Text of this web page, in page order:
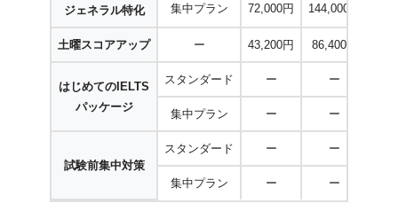
ジェネラル特化
集中プラン 72,000円 144,000円
土曜スコアアップ ー 43,200円 86,400円
はじめてのIELTS
パッケージ
スタンダード ー ー
集中プラン ー ー
試験前集中対策
スタンダード ー ー
集中プラン ー ー